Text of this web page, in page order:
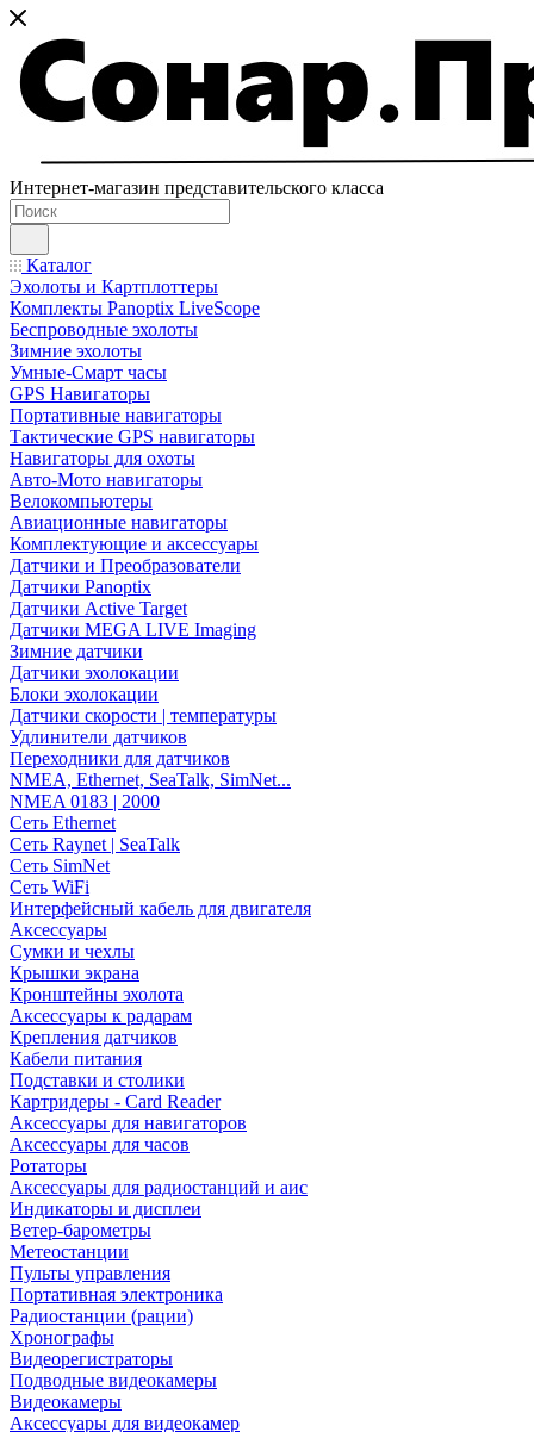
Интернет-магазин представительского класса
Каталог
Эхолоты и Картплоттеры
Комплекты Panoptix LiveScope
Беспроводные эхолоты
Зимние эхолоты
Умные-Смарт часы
GPS Навигаторы
Портативные навигаторы
Тактические GPS навигаторы
Навигаторы для охоты
Авто-Мото навигаторы
Велокомпьютеры
Авиационные навигаторы
Комплектующие и аксессуары
Датчики и Преобразователи
Датчики Panoptix
Датчики Active Target
Датчики MEGA LIVE Imaging
Зимние датчики
Датчики эхолокации
Блоки эхолокации
Датчики скорости | температуры
Удлинители датчиков
Переходники для датчиков
NMEA, Ethernet, SeaTalk, SimNet...
NMEA 0183 | 2000
Сеть Ethernet
Сеть Raynet | SeaTalk
Сеть SimNet
Сеть WiFi
Интерфейсный кабель для двигателя
Аксессуары
Сумки и чехлы
Крышки экрана
Кронштейны эхолота
Аксессуары к радарам
Крепления датчиков
Кабели питания
Подставки и столики
Картридеры - Card Reader
Аксессуары для навигаторов
Аксессуары для часов
Ротаторы
Аксессуары для радиостанций и аис
Индикаторы и дисплеи
Ветер-барометры
Метеостанции
Пульты управления
Портативная электроника
Радиостанции (рации)
Хронографы
Видеорегистраторы
Подводные видеокамеры
Видеокамеры
Аксессуары для видеокамер